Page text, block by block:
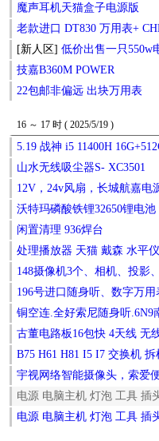
魔声耳机天猫盒子电源版
老款进口 DT830 万用表+
[新人区] 低价出售一只550w
技嘉B360M POWER
22包邮非偏远 出块万用表
16 ～ 17 时 ( 2025/5/19 )
5.19 战神 i5 11400H
山水无线吸尘器S- XC3501
12V，24v风扇，长城航嘉
沃特玛磷酸铁锂32650锂电
闲置清理 936焊台
处理播放器 天猫 戴森 水平
148摄像机3个、相机、投影
196号进口随身听、数字万用
铜空连.全好索尼随身听.6N9
古董电路板16包快 4天线 无
B75 H61 H81 I5 I7 交换机
宇视网络智能摄像头，索爱
电源 电脑主机 灯泡 工具 插
电源 电脑主机 灯泡 工具 插